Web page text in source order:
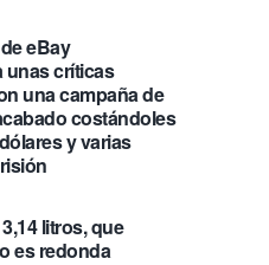
eBay
unas críticas
una campaña de
costándoles
y varias
litros, que
es redonda